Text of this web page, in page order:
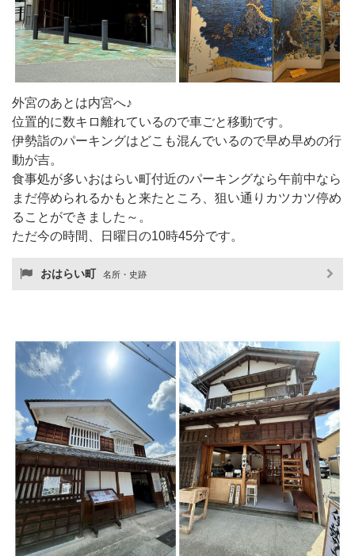
外宮のあとは内宮へ♪
位置的に数キロ離れているので車ごと移動です。
伊勢詣のパーキングはどこも混んでいるので早め早めの行
動が吉。
食事処が多いおはらい町付近のパーキングなら午前中なら
まだ停められるかもと来たところ、狙い通りカツカツ停め
ることができました～。
ただ今の時間、日曜日の10時45分です。
おはらい町 名所・史跡